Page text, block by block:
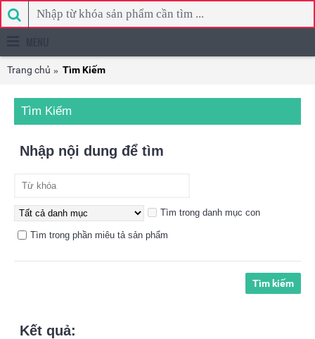
Trang chủ Tìm Kiếm
Tìm Kiếm
Nhập nội dung để tìm
Tìm trong danh mục con
Tìm trong phần miêu tả sản phẩm
Kết quả: